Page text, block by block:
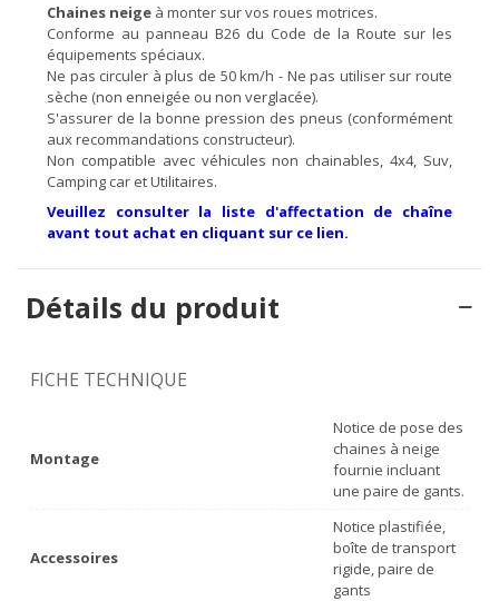
Chaines neige à monter sur vos roues motrices.
Conforme au panneau B26 du Code de la Route sur les
équipements spéciaux.
Ne pas circuler à plus de 50 km/h - Ne pas utiliser sur route
sèche (non enneigée ou non verglacée).
S'assurer de la bonne pression des pneus (conformément
aux recommandations constructeur).
Non compatible avec véhicules non chainables, 4x4, Suv,
Camping car et Utilitaires.
Veuillez consulter la liste d'affectation de chaîne
avant tout achat en cliquant sur ce lien.
Détails du produit
FICHE TECHNIQUE
Montage
Notice de pose des
chaines à neige
fournie incluant
une paire de gants.
Accessoires
Notice plastifiée,
boîte de transport
rigide, paire de
gants